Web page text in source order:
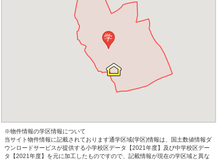
学
※物件情報の学区情報について
当サイト物件情報に記載されております通学区域(学区)情報は、国土数値情報ダ
ウンロードサービスが提供する小学校区データ【2021年度】及び中学校区デー
タ【2021年度】を元に加工したものですので、記載情報が現在の学区域と異な